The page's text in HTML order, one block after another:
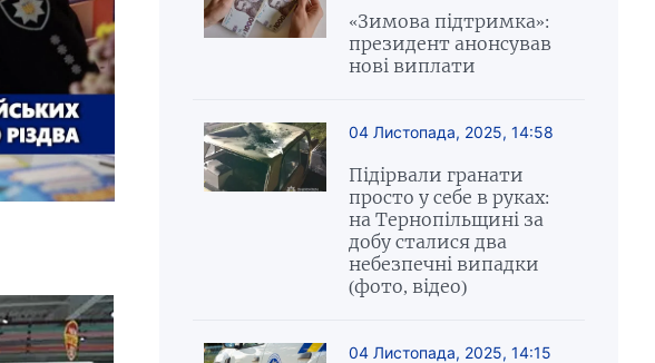
«Зимова підтримка»:
президент анонсував
нові виплати
04 Листопада, 2025, 14:58
Підірвали гранати
просто у себе в руках:
на Тернопільщині за
добу сталися два
небезпечні випадки
(фото, відео)
04 Листопада, 2025, 14:15